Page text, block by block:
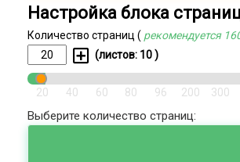
Настройка блока
Количество страниц ( рекомендуется
(листов: 10 )
20 40 60 80 96 200 300
Выберите количество страниц: